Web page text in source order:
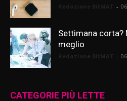
-
Settimana corta?
meglio
-
CATEGORIE PIÙ LETTE